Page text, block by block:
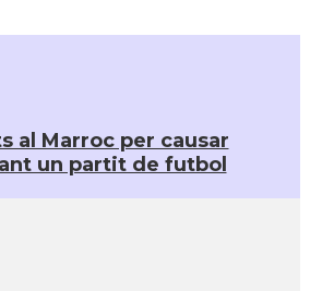
al Marroc per causar
un partit de futbol